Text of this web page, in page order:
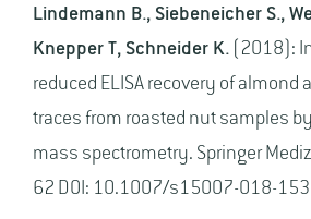
Lindemann B., Siebeneicher S.,
Knepper T, Schneider K. (2018):
reduced ELISA recovery of almond
traces from roasted nut samples by
mass spectrometry. Springer
62 DOI: 10.1007/s15007-018-